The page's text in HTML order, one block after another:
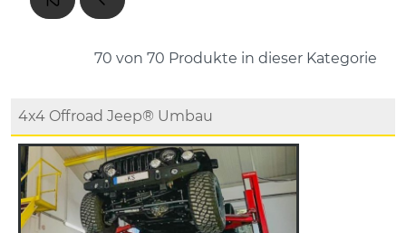
70 von 70 Produkte in dieser Kategorie
4x4 Offroad Jeep® Umbau